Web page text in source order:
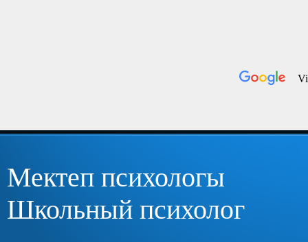
Мектеп психологы
Школьный психолог